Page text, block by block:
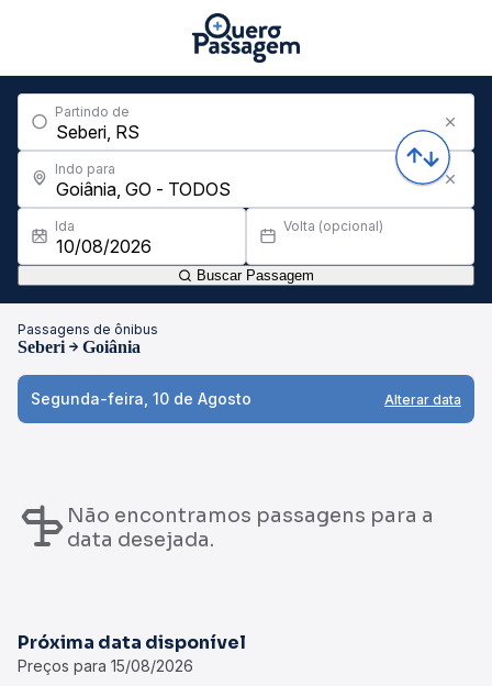
Partindo de
Indo para
Ida Volta (opcional)
Buscar Passagem
Passagens de ônibus
Seberi Goiânia
Segunda-feira, 10 de Agosto Alterar data
Não encontramos passagens para a
data desejada.
Próxima data disponível
Preços para 15/08/2026